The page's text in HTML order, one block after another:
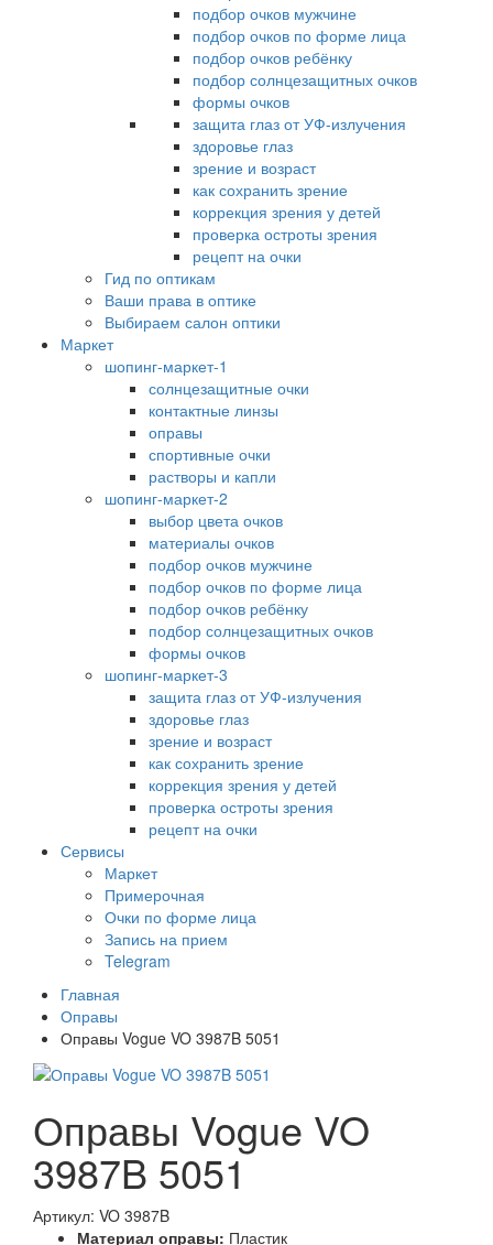
подбор очков мужчине
подбор очков по форме лица
подбор очков ребёнку
подбор солнцезащитных очков
формы очков
защита глаз от УФ-излучения
здоровье глаз
зрение и возраст
как сохранить зрение
коррекция зрения у детей
проверка остроты зрения
рецепт на очки
Гид по оптикам
Ваши права в оптике
Выбираем салон оптики
Маркет
шопинг-маркет-1
солнцезащитные очки
контактные линзы
оправы
спортивные очки
растворы и капли
шопинг-маркет-2
выбор цвета очков
материалы очков
подбор очков мужчине
подбор очков по форме лица
подбор очков ребёнку
подбор солнцезащитных очков
формы очков
шопинг-маркет-3
защита глаз от УФ-излучения
здоровье глаз
зрение и возраст
как сохранить зрение
коррекция зрения у детей
проверка остроты зрения
рецепт на очки
Сервисы
Маркет
Примерочная
Очки по форме лица
Запись на прием
Telegram
Главная
Оправы
Оправы Vogue VO 3987B 5051
Оправы Vogue VO
3987B 5051
Артикул: VO 3987B
Материал оправы: Пластик